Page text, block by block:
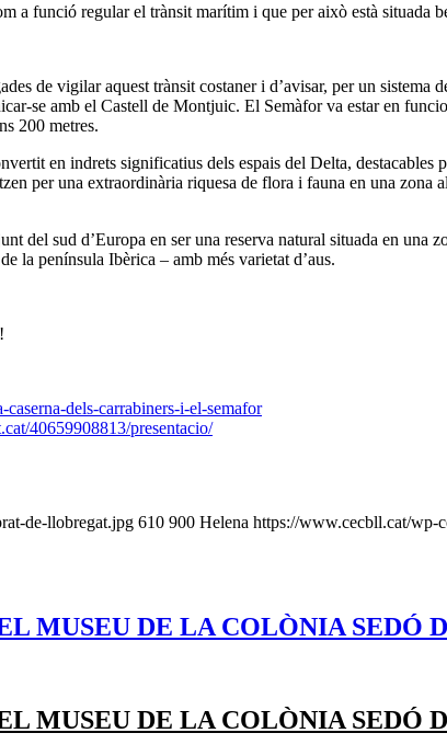
funció regular el trànsit marítim i que per això està situada
de vigilar aquest trànsit costaner i d’avisar, per un
se amb el Castell de Montjuic. El Semàfor va estar en
200 metres.
en indrets significatius dels espais del Delta, destacables
per una extraordinària riquesa de flora i fauna en una zona
del sud d’Europa en ser una reserva natural situada en una
la península Ibèrica – amb més varietat d’aus.
dels-carrabiners-i-el-semafor
40659908813/presentacio/
de-llobregat.jpg 610 900 Helena https://www.cecbll.cat/wp-
MUSEU DE LA COLÒNIA SEDÓ
MUSEU DE LA COLÒNIA SEDÓ